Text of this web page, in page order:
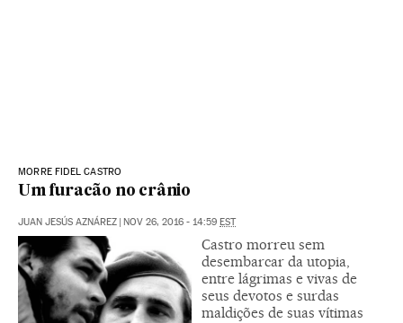
MORRE FIDEL CASTRO
Um furacão no crânio
JUAN JESÚS AZNÁREZ NOV 26, 2016 - 14:59 EST
Castro morreu sem
desembarcar da utopia,
entre lágrimas e vivas de
seus devotos e surdas
maldições de suas vítimas